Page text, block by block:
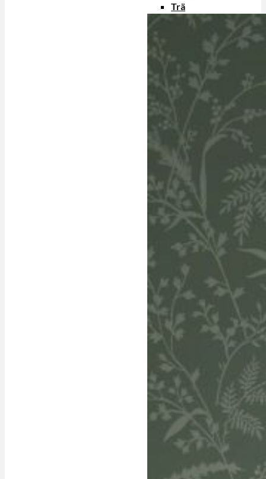
Trä